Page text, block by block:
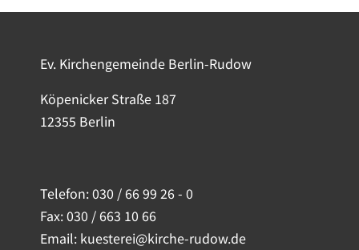
Ev. Kirchengemeinde Berlin-Rudow
Köpenicker Straße 187
12355 Berlin
Telefon:030 / 66 99 26 - 0
Fax: 030 / 663 10 66
Email: kuesterei@kirche-rudow.de